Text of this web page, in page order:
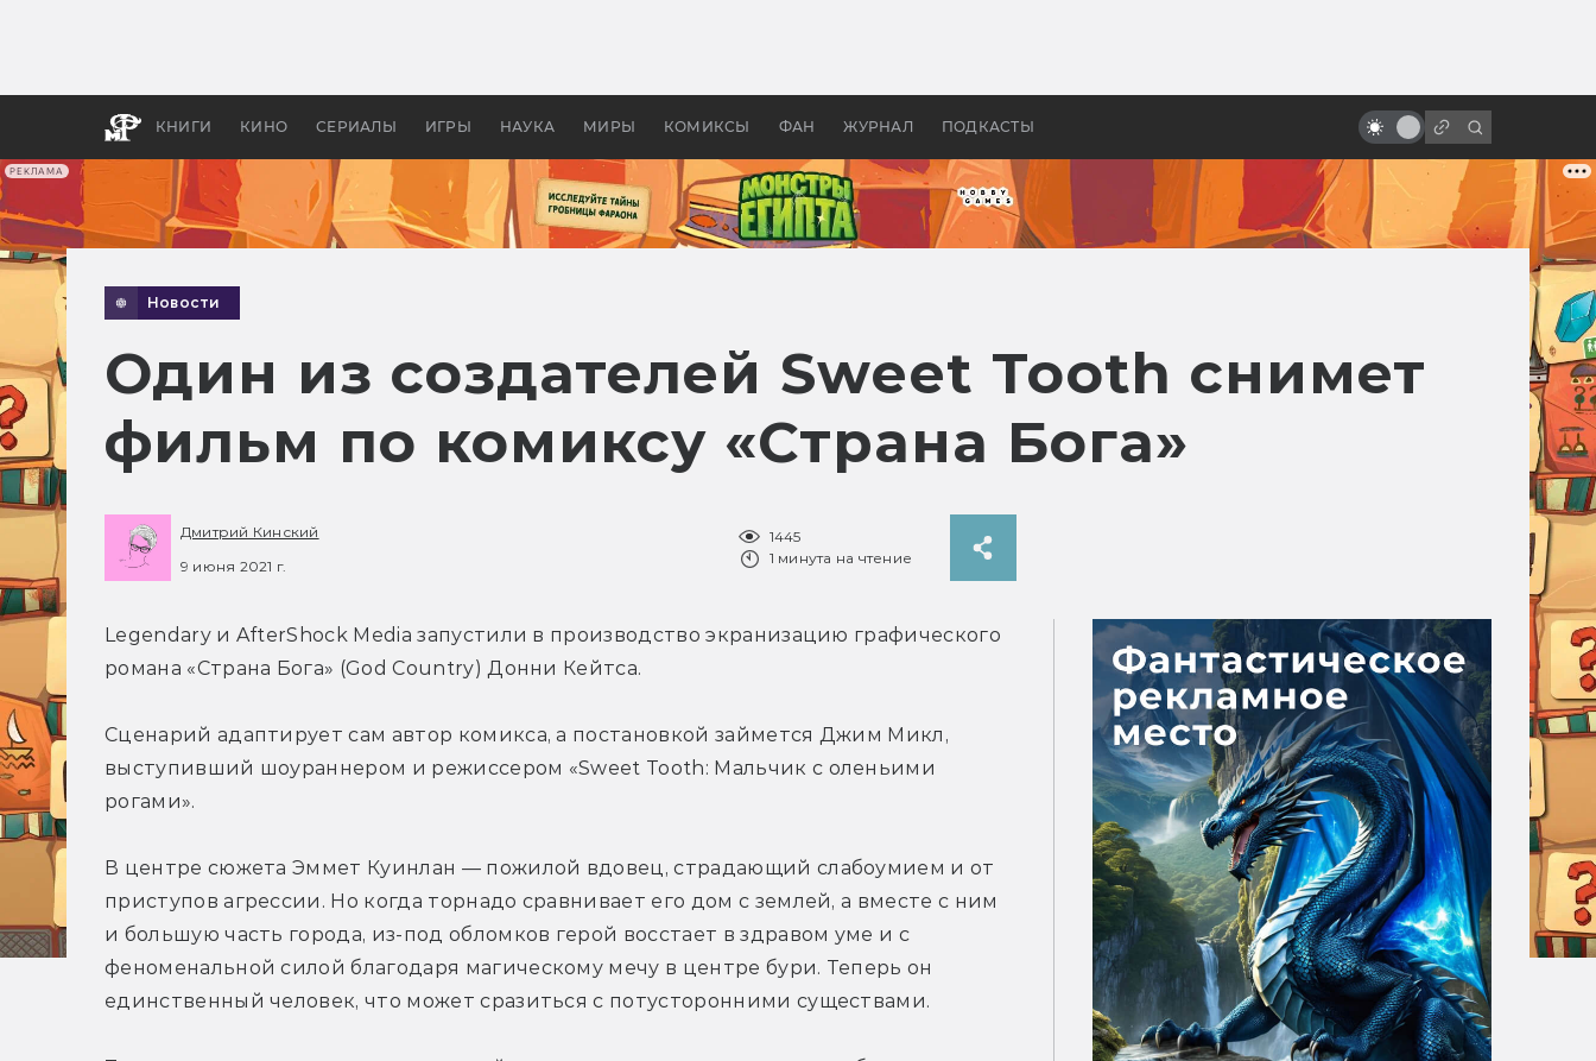
РЕКЛАМА
КНИГИ КИНО СЕРИАЛЫ ИГРЫ НАУКА МИРЫ КОМИКСЫ ФАН ЖУРНАЛ ПОДКАСТЫ
бы «Властелина колец»
Древней Грецией
младшего
Новости
Один из создателей Sweet Tooth снимет
фильм по комиксу «Страна Бога»
Дмитрий Кинский
9 июня 2021 г.
1445
1 минута на чтение
Legendary и AfterShock Media запустили в производство экранизацию графического
романа «Страна Бога» (God Country) Донни Кейтса.
Сценарий адаптирует сам автор комикса, а постановкой займется Джим Микл,
выступивший шоураннером и режиссером «Sweet Tooth: Мальчик с оленьими
рогами».
В центре сюжета Эммет Куинлан — пожилой вдовец, страдающий слабоумием и от
приступов агрессии. Но когда торнадо сравнивает его дом с землей, а вместе с ним
и большую часть города, из-под обломков герой восстает в здравом уме и с
феноменальной силой благодаря магическому мечу в центре бури. Теперь он
единственный человек, что может сразиться с потусторонними существами.